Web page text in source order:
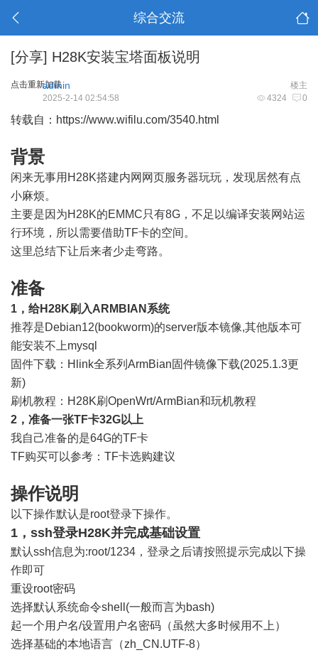
综合交流
[分享] H28K安装宝塔面板说明
点击重新加载 楼主
admin
4324 0
2025-2-14 02:54:58
转载自： https://www.wifilu.com/3540.html
背景
闲来无事用H28K搭建内网网页服务器玩玩，发现居然有点
小麻烦。
主要是因为H28K的EMMC只有8G，不足以编译安装网站运
行环境，所以需要借助TF卡的空间。
这里总结下让后来者少走弯路。
准备
1，给H28K刷入ARMBIAN系统
推荐是Debian12(bookworm)的server版本镜像,其他版本可
能安装不上mysql
固件下载： Hlink全系列ArmBian固件镜像下载(2025.1.3更
新)
刷机教程： H28K刷OpenWrt/ArmBian和玩机教程
2，准备一张TF卡32G以上
我自己准备的是64G的TF卡
TF购买可以参考： TF卡选购建议
操作说明
以下操作默认是root登录下操作。
1，ssh登录H28K并完成基础设置
默认ssh信息为:root/1234，登录之后请按照提示完成以下操
作即可
重设root密码
选择默认系统命令shell(一般而言为bash)
起一个用户名/设置用户名密码（虽然大多时候用不上）
选择基础的本地语言（zh_CN.UTF-8）